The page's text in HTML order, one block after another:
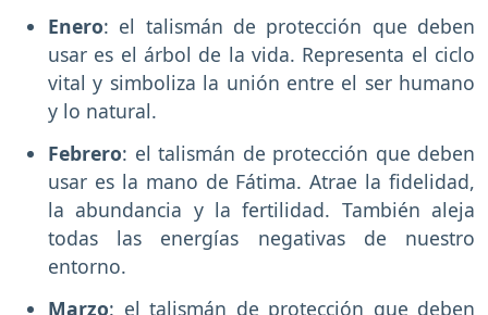
Enero: el talismán de protección que deben
usar es el árbol de la vida. Representa el ciclo
vital y simboliza la unión entre el ser humano
y lo natural.
Febrero: el talismán de protección que deben
usar es la mano de Fátima. Atrae la fidelidad,
la abundancia y la fertilidad. También aleja
todas las energías negativas de nuestro
entorno.
Marzo: el talismán de protección que deben